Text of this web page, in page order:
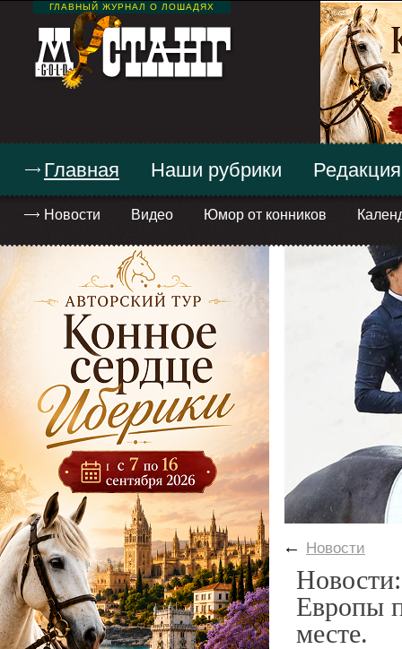
ГЛАВНЫЙ ЖУРНАЛ О ЛОШАДЯХ
Главная
Новости Видео Юмор от конников
Наши рубрики Редакция
← Новости
Европы
месте.